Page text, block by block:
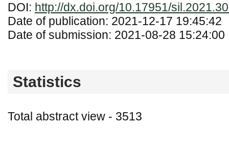
DOI: http://dx.doi.org/10.17951/
Date of publication: 2021-12-17 19:45:42
Date of submission: 2021-08-28 15:24:00
Statistics
Total abstract view - 3513